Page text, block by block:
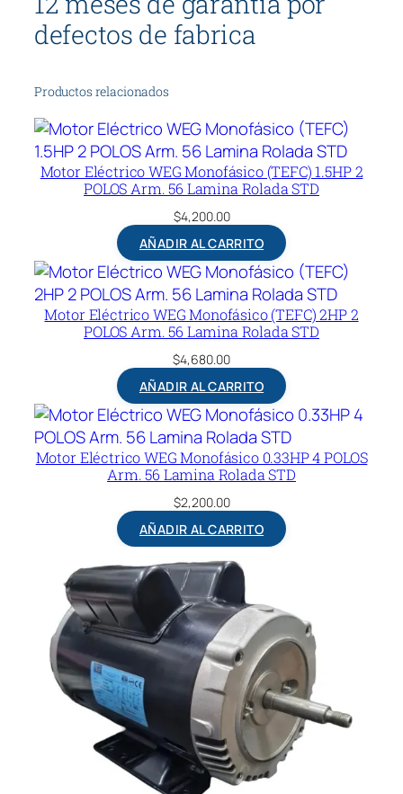
defectos de fabrica
Productos relacionados
Motor Eléctrico WEG Monofásico (TEFC) 1.5HP 2
POLOS Arm. 56 Lamina Rolada STD
$4,200.00
AÑADIR AL CARRITO
Motor Eléctrico WEG Monofásico (TEFC) 2HP 2
POLOS Arm. 56 Lamina Rolada STD
$4,680.00
AÑADIR AL CARRITO
Motor Eléctrico WEG Monofásico 0.33HP 4 POLOS
Arm. 56 Lamina Rolada STD
$2,200.00
AÑADIR AL CARRITO